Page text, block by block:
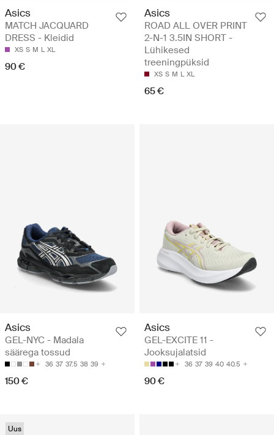
Asics
MATCH JACQUARD
DRESS - Kleidid
XS S M L XL
90 €
Asics
ROAD ALL OVER PRINT
2-N-1 3.5IN SHORT -
Lühikesed
treeningpüksid
XS S M L XL
65 €
Asics
GEL-NYC - Madala
säärega tossud
36 37 37.5 38 39
150 €
Asics
GEL-EXCITE 11 -
Jooksujalatsid
36 37 39 40 40.5
90 €
Uus